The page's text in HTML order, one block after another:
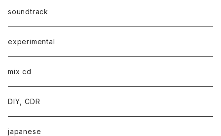
soundtrack
experimental
mix cd
DIY, CDR
japanese